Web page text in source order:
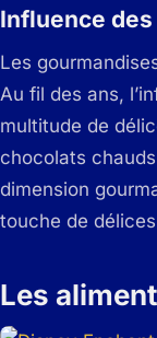
Influence
Les
Au fil des ans,
multitude de
chocolats
dimension
touche de
Les